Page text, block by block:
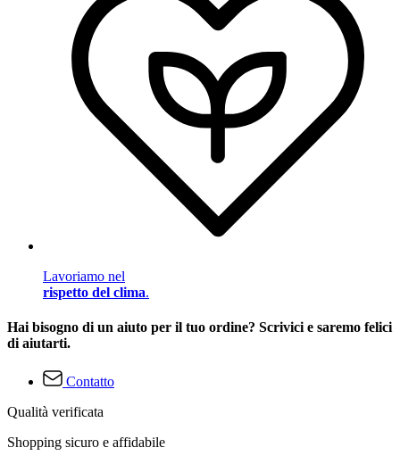
Lavoriamo nel
rispetto del clima.
Hai bisogno di un aiuto per il tuo ordine? Scrivici e saremo felici
di aiutarti.
Contatto
Qualità verificata
Shopping sicuro e affidabile